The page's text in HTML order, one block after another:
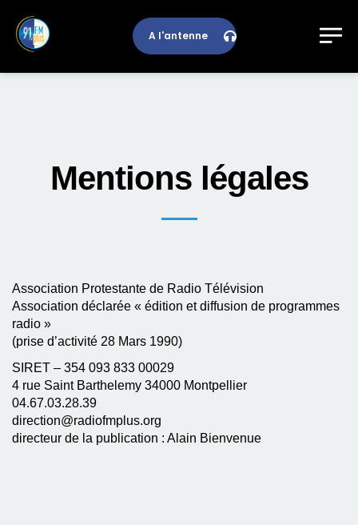
A l'antenne
Mentions légales
Association Protestante de Radio Télévision
Association déclarée « édition et diffusion de programmes
radio »
(prise d’activité 28 Mars 1990)
SIRET – 354 093 833 00029
4 rue Saint Barthelemy 34000 Montpellier
04.67.03.28.39
direction@radiofmplus.org
directeur de la publication : Alain Bienvenue